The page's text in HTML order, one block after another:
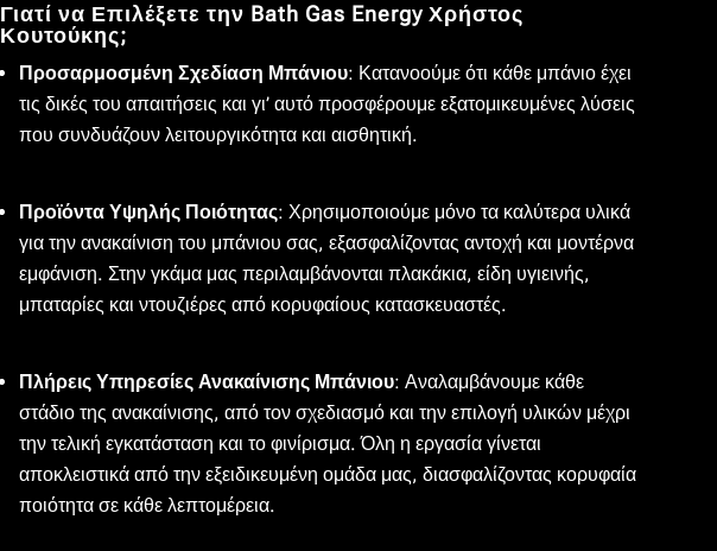
Γιατί να Επιλέξετε την Bath Gas Energy Χρήστος
Κουτούκης;
Προσαρμοσμένη Σχεδίαση Μπάνιου: Κατανοούμε ότι κάθε μπάνιο έχει
τις δικές του απαιτήσεις και γι’ αυτό προσφέρουμε εξατομικευμένες λύσεις
που συνδυάζουν λειτουργικότητα και αισθητική.
Προϊόντα Υψηλής Ποιότητας: Χρησιμοποιούμε μόνο τα καλύτερα υλικά
για την ανακαίνιση του μπάνιου σας, εξασφαλίζοντας αντοχή και μοντέρνα
εμφάνιση. Στην γκάμα μας περιλαμβάνονται πλακάκια, είδη υγιεινής,
μπαταρίες και ντουζιέρες από κορυφαίους κατασκευαστές.
Πλήρεις Υπηρεσίες Ανακαίνισης Μπάνιου: Αναλαμβάνουμε κάθε
στάδιο της ανακαίνισης, από τον σχεδιασμό και την επιλογή υλικών μέχρι
την τελική εγκατάσταση και το φινίρισμα. Όλη η εργασία γίνεται
αποκλειστικά από την εξειδικευμένη ομάδα μας, διασφαλίζοντας κορυφαία
ποιότητα σε κάθε λεπτομέρεια.